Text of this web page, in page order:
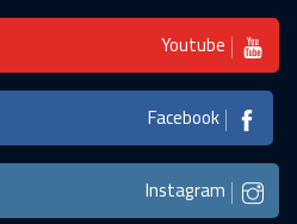
Youtube
Facebook
Instagram